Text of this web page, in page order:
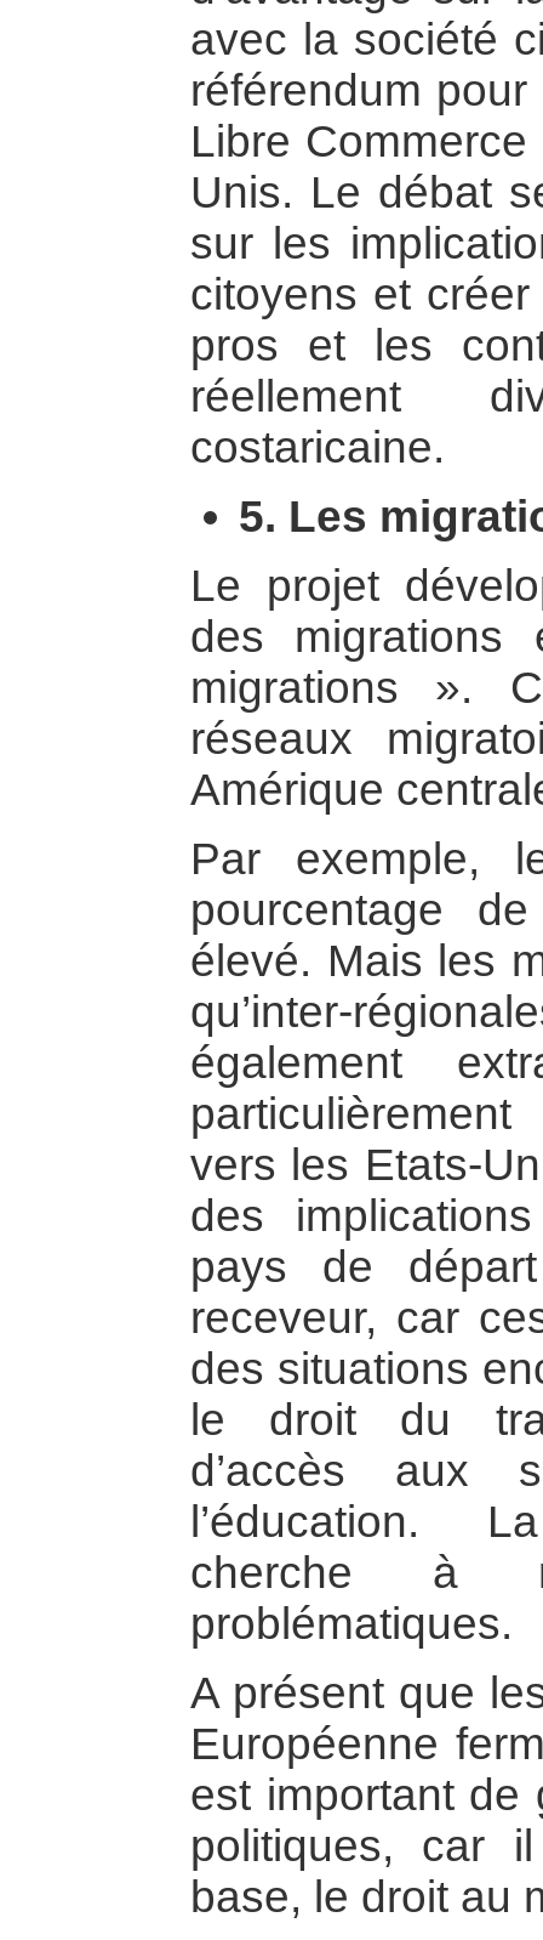
avec la société
référendum
Libre
Unis. Le débat
sur les
citoyens et
pros et les
réellement
costaricaine.
5. Les
Le projet
des
migrations ».
réseaux
Amérique
Par exemple,
pourcentage
élevé. Mais les
qu’inter-
également
vers les Etats-
des
pays de
receveur, car
des situations
le droit du
d’accès aux
l’éducation.
cherche à
problématiques.
A présent que
Européenne
est important
politiques, car
base, le droit au